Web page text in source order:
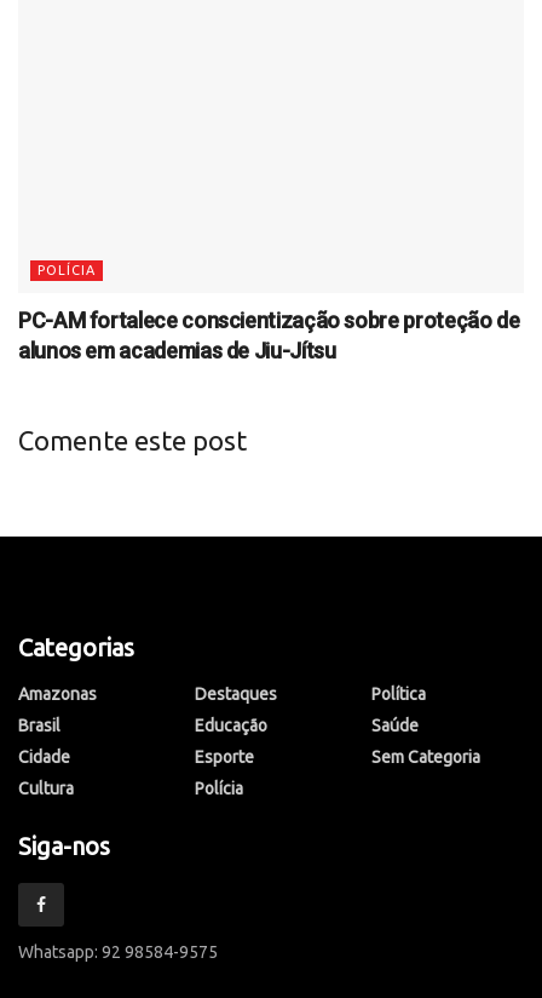
POLÍCIA
PC-AM fortalece conscientização sobre proteção de
alunos em academias de Jiu-Jítsu
Comente este post
Categorias
Amazonas
Brasil
Cidade
Cultura
Destaques
Educação
Esporte
Polícia
Política
Saúde
Sem Categoria
Siga-nos
Whatsapp: 92 98584-9575